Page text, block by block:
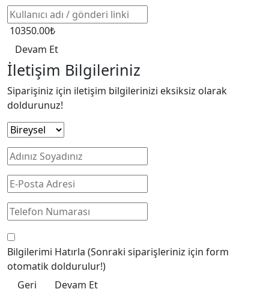
10350.00₺
Devam Et
İletişim Bilgileriniz
Siparişiniz için iletişim bilgilerinizi eksiksiz olarak
doldurunuz!
Bilgilerimi Hatırla (Sonraki siparişleriniz için form
otomatik doldurulur!)
Geri
Devam Et